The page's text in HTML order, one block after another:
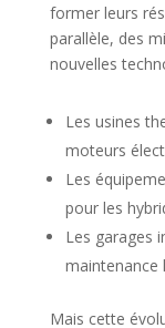
former leurs
parallèle, des
nouvelles
Les usines
moteurs
Les
pour les
Les garages
maintenance
Mais cette